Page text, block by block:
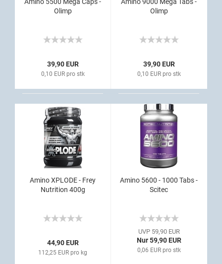
Olimp
39,90 EUR
0,10 EUR pro stk
Olimp
39,90 EUR
0,10 EUR pro stk
Amino XPLODE - Frey
Nutrition 400g
44,90 EUR
112,25 EUR pro kg
Amino 5600 - 1000 Tabs -
Scitec
UVP 59,90 EUR
Nur 59,90 EUR
0,06 EUR pro stk